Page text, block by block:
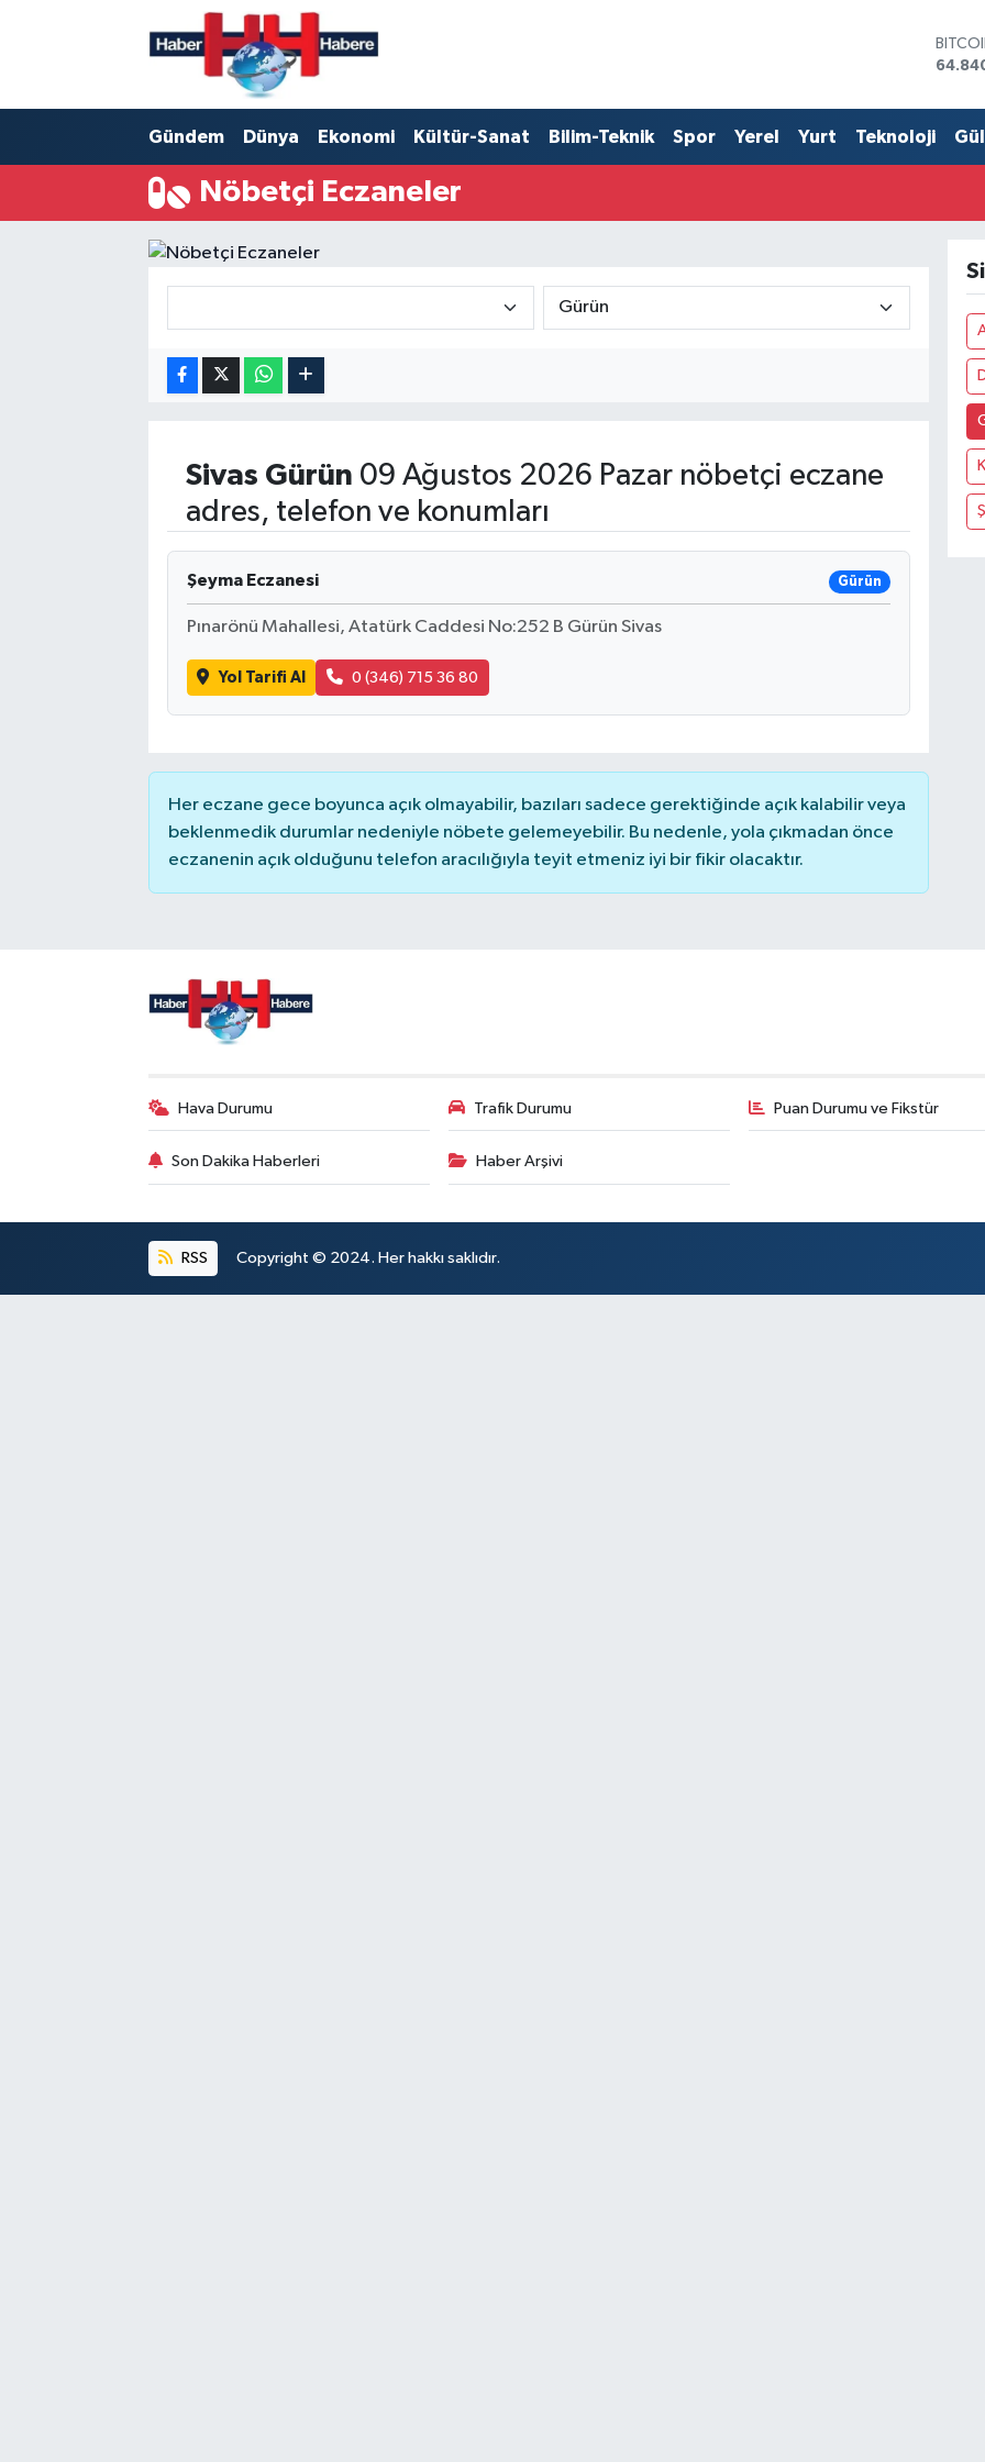
EURO
GRAM
Gündem Dünya Ekonomi Kültür-Sanat Bilim-Teknik Spor Yerel Yurt Teknoloji
Nöbetçi Eczaneler
Sivas Gürün 09 Ağustos 2026 Pazar nöbetçi eczane
adres, telefon ve konumları
Şeyma Eczanesi Gürün
Pınarönü Mahallesi, Atatürk Caddesi No:252 B Gürün Sivas
Yol Tarifi Al 0 (346) 715 36 80
Her eczane gece boyunca açık olmayabilir, bazıları sadece gerektiğinde açık kalabilir veya
beklenmedik durumlar nedeniyle nöbete gelemeyebilir. Bu nedenle, yola çıkmadan önce
eczanenin açık olduğunu telefon aracılığıyla teyit etmeniz iyi bir fikir olacaktır.
Hava Durumu Trafik Durumu Puan Durumu ve Fikstür
Son Dakika Haberleri Haber Arşivi
RSS Copyright © 2024. Her hakkı saklıdır.
Trafik Durumu
Süper Lig Puan Durumu ve Fikstür
Tüm Manşetler